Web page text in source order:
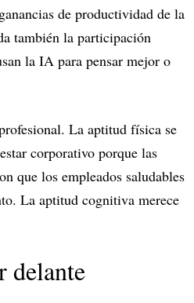
de productividad de la
también la participación
la IA para pensar mejor o
La aptitud física se
corporativo porque las
que los empleados saludables
La aptitud cognitiva merece
delante